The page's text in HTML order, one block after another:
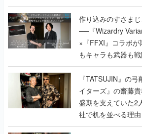
作り込みのすさま
──『Wizardry
×『FFXI』コラボ
もキャラも武器も
で作り込まれた理
く
『TATSUJIN』の
イターズ』の齋藤
盛期を支えていた2
社で机を並べる理
『TATSUJIN